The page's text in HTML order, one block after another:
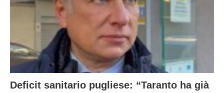
Deficit sanitario pugliese: “Taranto ha già